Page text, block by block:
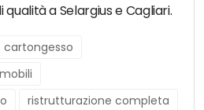
a Selargius e Cagliari.
cartongesso
ristrutturazione completa